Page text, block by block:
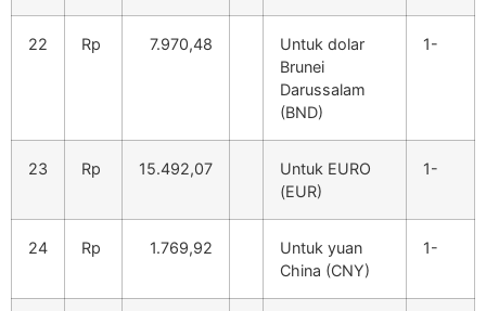
22 Rp 7.970,48
Untuk dolar
Brunei
Darussalam
(BND)
1-
23 Rp 15.492,07
Untuk EURO
(EUR)
1-
24 Rp 1.769,92
Untuk yuan
China (CNY)
1-